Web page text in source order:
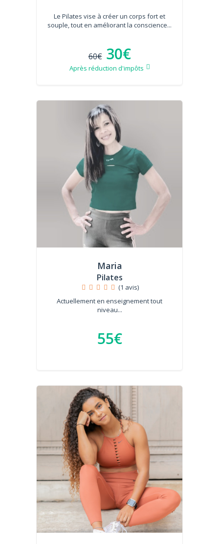
Le Pilates vise à créer un corps fort et
souple, tout en améliorant la conscience...
60€ 30€
Après réduction d'impôts
Maria
Pilates
(1 avis)
Actuellement en enseignement tout
niveau...
55€